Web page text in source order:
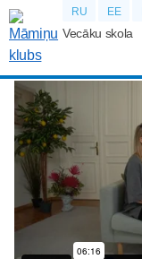
RU EE
Vecāku skola